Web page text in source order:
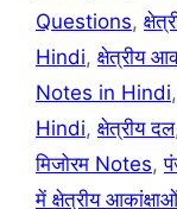
Questions,
Hindi, क्षेत्रीय
Notes in Hindi,
Hindi, क्षेत्रीय दल
मिजोरम Notes,
में क्षेत्रीय